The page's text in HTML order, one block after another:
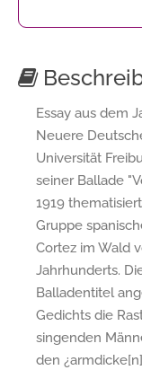
Essay aus dem
Neuere
Universität
seiner Ballade
1919
Gruppe
Cortez im Wald
Jahrhunderts.
Balladentitel
Gedichts die
singenden
den